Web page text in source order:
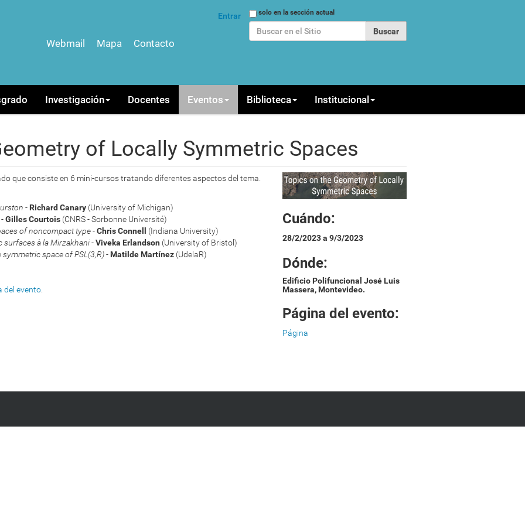
Buscarsolo en la sección actual
Entrar
Webmail Mapa Contacto
Investigación Docentes Eventos Biblioteca Institucional
of Locally Symmetric Spaces
que consiste en 6 mini-cursos tratando diferentes aspectos del tema.
- Richard Canary (University of Michigan)
-Gilles Courtois (CNRS - Sorbonne Université)
of noncompact type-Chris Connell
(Indiana University)
surfaces à la Mirzakhani-Viveka Erlandson (University of Bristol)
space of PSL(3,R)- Matilde Martínez (UdelaR)
del evento
Cuándo:
28/2/2023 a 9/3/2023
Dónde:
Edificio Polifuncional José Luis
Massera, Montevideo.
Página del evento:
Página